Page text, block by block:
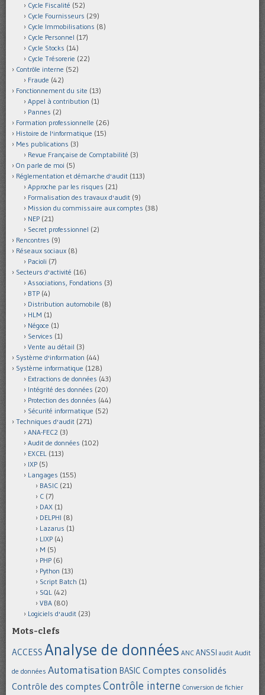
Cycle Fiscalité (52)
Cycle Fournisseurs (29)
Cycle Immobilisations (8)
Cycle Personnel (17)
Cycle Stocks (14)
Cycle Trésorerie (22)
Contrôle interne (52)
Fraude (42)
Fonctionnement du site (13)
Appel à contribution (1)
Pannes (2)
Formation professionnelle (26)
Histoire de l'informatique (15)
Mes publications (3)
Revue Française de Comptabilité (3)
On parle de moi (5)
Réglementation et démarche d'audit (113)
Approche par les risques (21)
Formalisation des travaux d'audit (9)
Mission du commissaire aux comptes (38)
NEP (21)
Secret professionnel (2)
Rencontres (9)
Réseaux sociaux (8)
Pacioli (7)
Secteurs d'activité (16)
Associations, Fondations (3)
BTP (4)
Distribution automobile (8)
HLM (1)
Négoce (1)
Services (1)
Vente au détail (3)
Système d'information (44)
Système informatique (128)
Extractions de données (43)
Intégrité des données (20)
Protection des données (44)
Sécurité informatique (52)
Techniques d'audit (271)
ANA-FEC2 (3)
Audit de données (102)
EXCEL (113)
IXP (5)
Langages (155)
BASIC (21)
C (7)
DAX (1)
DELPHI (8)
Lazarus (1)
LIXP (4)
M (5)
PHP (6)
Python (13)
Script Batch (1)
SQL (42)
VBA (80)
Logiciels d'audit (23)
Mots-clefs
ACCESS Analyse de données ANC ANSSI audit Audit
de données Automatisation BASIC Comptes consolidés
Contrôle des comptes Contrôle interne Conversion de fichier